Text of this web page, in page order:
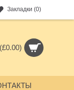
Закладки (0)